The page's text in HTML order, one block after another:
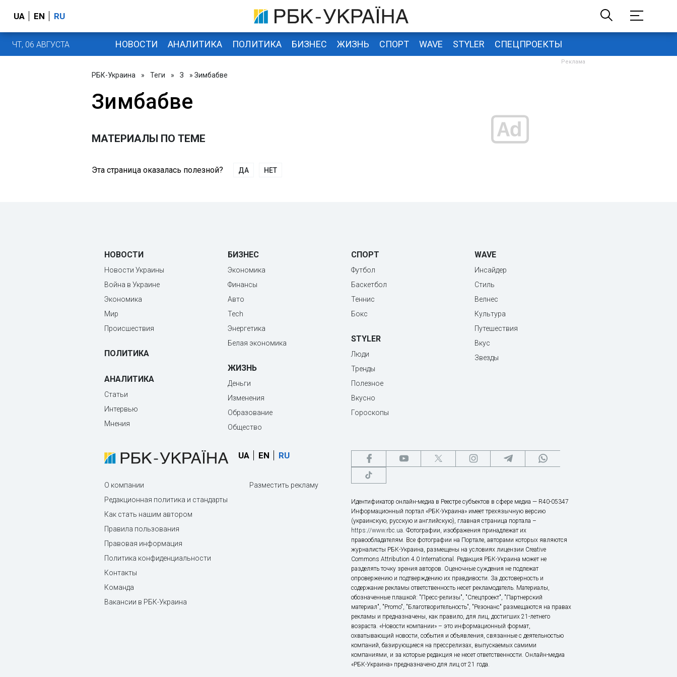
UA EN RU
ЧТ, 06 АВГУСТА НОВОСТИ АНАЛИТИКА ПОЛИТИКА БИЗНЕС ЖИЗНЬ СПОРТ WAVE STYLER СПЕЦПРОЕКТЫ
РБК-Украина » Теги » З » Зимбабве
Зимбабве
МАТЕРИАЛЫ ПО ТЕМЕ
Эта страница оказалась полезной? ДА НЕТ
НОВОСТИ
Новости Украины
Война в Украине
Экономика
Мир
Происшествия
ПОЛИТИКА
АНАЛИТИКА
Статьи
Интервью
Мнения
БИЗНЕС
Экономика
Финансы
Авто
Tech
Энергетика
Белая экономика
ЖИЗНЬ
Деньги
Изменения
Образование
Общество
СПОРТ
Футбол
Баскетбол
Теннис
Бокс
STYLER
Люди
Тренды
Полезное
Вкусно
Гороскопы
WAVE
Инсайдер
Стиль
Велнес
Культура
Путешествия
Вкус
Звезды
UA EN RU
О компании
Редакционная политика и стандарты
Как стать нашим автором
Правила пользования
Правовая информация
Политика конфиденциальности
Контакты
Команда
Вакансии в РБК-Украина
Разместить рекламу
Идентификатор онлайн-медиа в Реестре субъектов в сфере медиа — R40-05347
Информационный портал «РБК-Украина» имеет трехязычную версию
(украинскую, русскую и английскую), главная страница портала –
https://www.rbc.ua. Фотографии, изображения принадлежат их
правообладателям. Все фотографии на Портале, авторами которых являются
журналисты РБК-Украина, размещены на условиях лицензии Creative
Commons Attribution 4.0 International. Редакция РБК-Украина может не
разделять точку зрения авторов. Оценочные суждения не подлежат
опровержению и подтверждению их правдивости. За достоверность и
содержание рекламы ответственность несет рекламодатель. Материалы,
обозначенные плашкой: "Пресс-релизы", "Спецпроект", "Партнерский
материал", "Promo", "Благотворительность", "Резонанс" размещаются на правах
рекламы и предназначены, как правило, для лиц, достигших 21-летнего
возраста. «Новости компании» – это информационный формат,
охватывающий новости, события и объявления, связанные с деятельностью
компаний, базирующиеся на прессрелизах, выпускаемых самими
компаниями, и за которые редакция не несет ответственности. Онлайн-медиа
«РБК-Украина» предназначено для лиц от 21 года.